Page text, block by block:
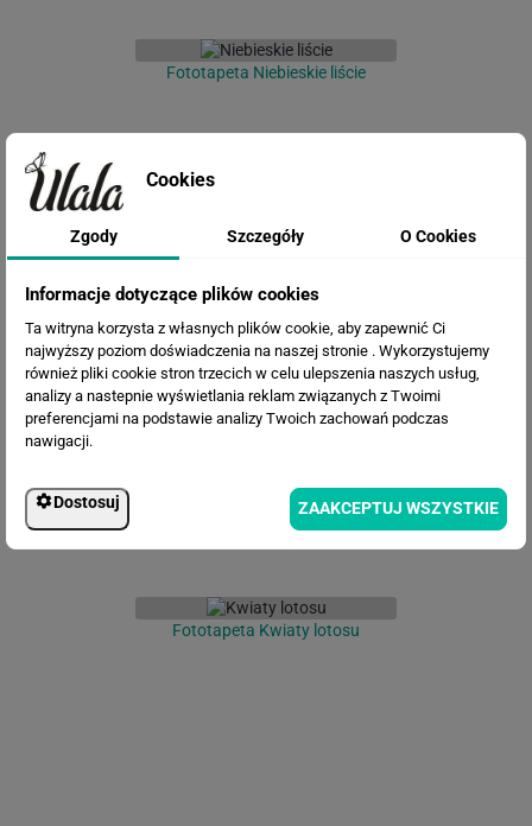
Fototapeta Niebieskie liście
Fototapeta Kwiaty w chmurach
Fototapeta Kwiaty lotosu
Cookies
Zgody Szczegóły O Cookies
Informacje dotyczące plików cookies
Ta witryna korzysta z własnych plików cookie, aby zapewnić Ci
najwyższy poziom doświadczenia na naszej stronie . Wykorzystujemy
również pliki cookie stron trzecich w celu ulepszenia naszych usług,
analizy a nastepnie wyświetlania reklam związanych z Twoimi
preferencjami na podstawie analizy Twoich zachowań podczas
nawigacji.
Dostosuj ZAAKCEPTUJ WSZYSTKIE